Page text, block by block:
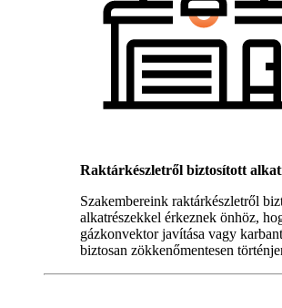
Raktárkészletről biztosított
Szakembereink raktárkészletről
alkatrészekkel érkeznek önhöz,
gázkonvektor javítása vagy
biztosan zökkenőmentesen